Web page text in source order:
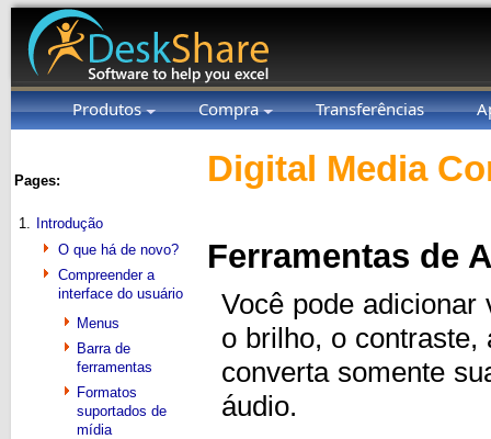
Produtos Compra Transferências
Pages:
1.
Introdução
O que há de novo?
Compreender a
interface do usuário
Menus
Barra de
ferramentas
Formatos
suportados de
mídia
Digital Media
Ferramentas de
Você pode
o brilho, o
converta somente
áudio.